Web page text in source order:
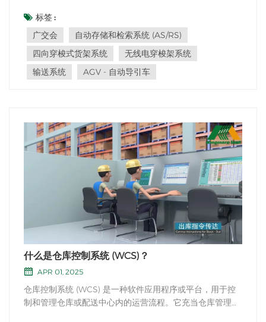
大广交会。我们的展位位于10.1号馆I19-20，对于任何从事
仓储、物流或零售行业的人来说，都是不容错过的。 我们的
公司：KINGMOREKINGMORE 在仓储设备制造行业拥...
标签 :
广交会
自动存储和检索系统 (AS/RS)
四向穿梭式货架系统
无线电穿梭架系统
输送系统
AGV - 自动导引车
什么是仓库控制系统 (WCS)？
APR 01, 2025
仓库控制系统 (WCS) 是一种软件应用程序或平台，用于控
制和管理仓库或配送中心内的运营流程。它充当仓库管理系